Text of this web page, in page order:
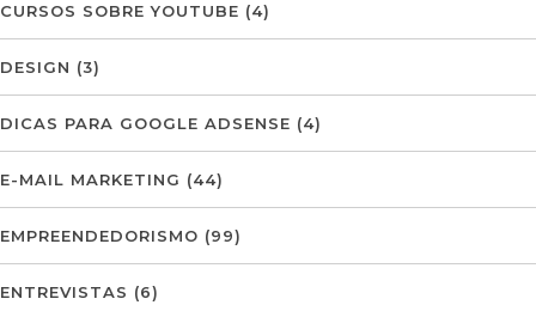
CURSOS SOBRE YOUTUBE (4)
DESIGN (3)
DICAS PARA GOOGLE ADSENSE (4)
E-MAIL MARKETING (44)
EMPREENDEDORISMO (99)
ENTREVISTAS (6)